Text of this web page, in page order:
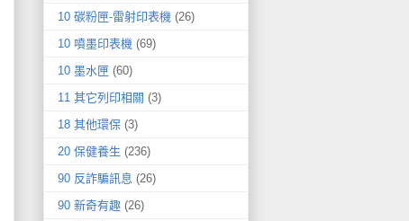
10 碳粉匣-雷射印表機 (26)
10 噴墨印表機 (69)
10 墨水匣 (60)
11 其它列印相關 (3)
18 其他環保 (3)
20 保健養生 (236)
90 反詐騙訊息 (26)
90 新奇有趣 (26)